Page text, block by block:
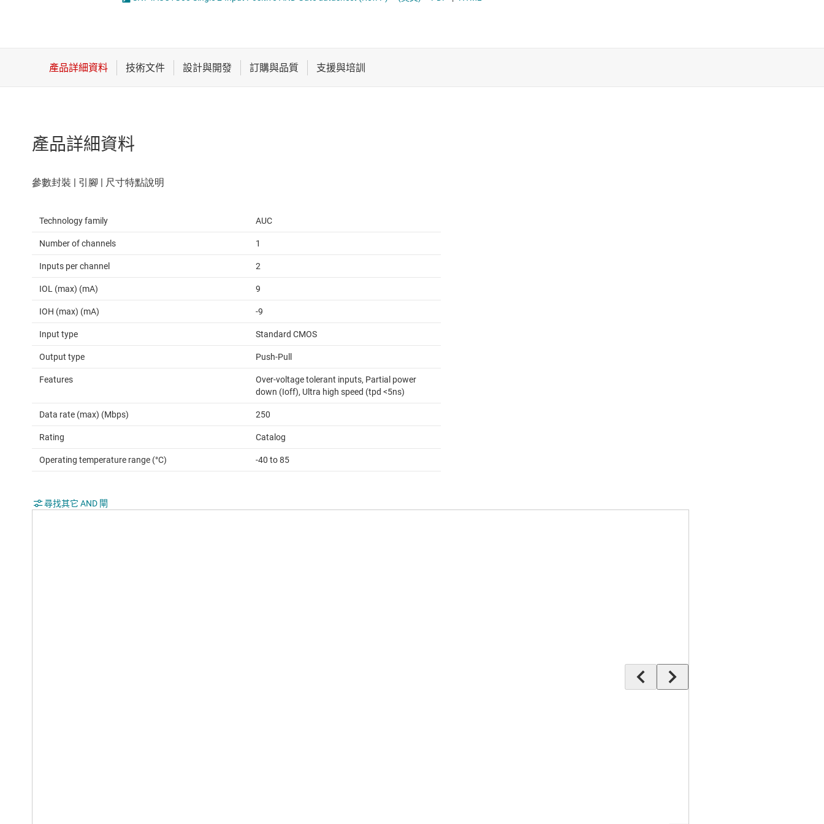
感測器 電池管理 IC
邏輯閘 XOR (exclusive OR) 閘
產品詳細資料
Technology family AUC
Number of channels 1
Inputs per channel 2
IOL (max) (mA) 9
IOH (max) (mA) -9
Input type Standard CMOS
Output type Push-Pull
Features
Over-voltage tolerant inputs, Partial power
down (Ioff), Ultra high speed (tpd <5ns)
Data rate (max) (Mbps) 250
Rating Catalog
Operating temperature range (°C) -40 to 85
尋找其它 AND 閘